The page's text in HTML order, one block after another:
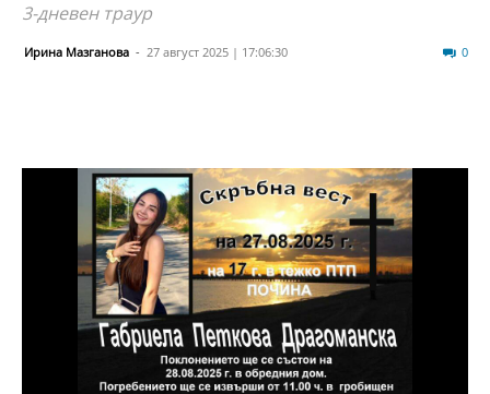
3-дневен траур
Ирина Мазганова - 27 август 2025 | 17:06:30 0